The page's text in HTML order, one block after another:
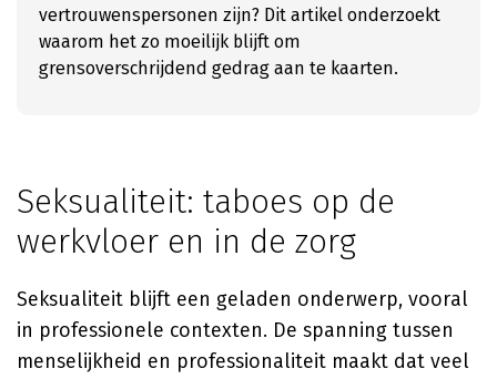
vertrouwenspersonen zijn? Dit artikel onderzoekt
waarom het zo moeilijk blijft om
grensoverschrijdend gedrag aan te kaarten.
Seksualiteit: taboes op de
werkvloer en in de zorg
Seksualiteit blijft een geladen onderwerp, vooral
in professionele contexten. De spanning tussen
menselijkheid en professionaliteit maakt dat veel